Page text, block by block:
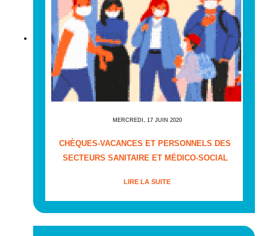
MERCREDI, 17 JUIN 2020
CHÈQUES-VACANCES ET PERSONNELS DES
SECTEURS SANITAIRE ET MÉDICO-SOCIAL
LIRE LA SUITE